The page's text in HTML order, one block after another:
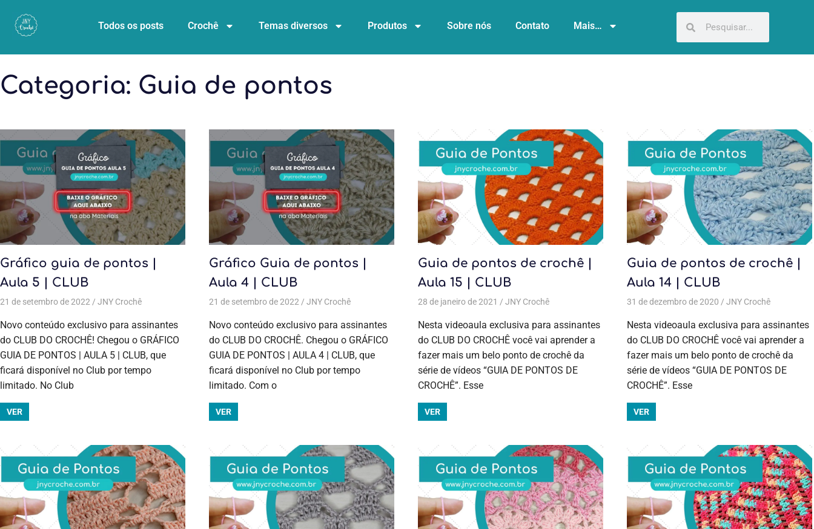
Todos os posts Crochê Temas diversos Produtos Sobre nós Contato Mais…
Categoria: Guia de pontos
Gráfico guia de pontos |
Aula 5 | CLUB
21 de setembro de 2022 JNY CrochêAulas exclusivas Crochê,Cursos de crochê, Cursos de crochê Guia de pontos,Guia de pontos,Todas as postagens
Novo conteúdo exclusivo para assinantes
do CLUB DO CROCHÊ! Chegou o GRÁFICO
GUIA DE PONTOS | AULA 5 | CLUB, que
ficará disponível no Club por tempo
limitado. No Club
VER
Gráfico Guia de pontos |
Aula 4 | CLUB
21 de setembro de 2022 JNY CrochêAulas exclusivas Crochê,Cursos de crochê,Cursos de crochê Gráficos do Club,Guia de pontos,Guia de pontos
Novo conteúdo exclusivo para assinantes
do CLUB DO CROCHÊ. Chegou o GRÁFICO
GUIA DE PONTOS | AULA 4 | CLUB, que
ficará disponível no Club por tempo
limitado. Com o
VER
Guia de pontos de crochê |
Aula 15 | CLUB
28 de janeiro de 2021 JNY CrochêAulas exclusivas Crochê,Cursos de crochê,Cursos de crochê
Nesta videoaula exclusiva para assinantes
do CLUB DO CROCHÊ você vai aprender a
fazer mais um belo ponto de crochê da
série de vídeos “GUIA DE PONTOS DE
CROCHÊ”. Esse
VER
Guia de pontos de crochê |
Aula 14 | CLUB
31 de dezembro de 2020 JNY CrochêAulas
Crochê,
Cursos de
crochê
Guia de
Nesta videoaula exclusiva para assinantes
do CLUB DO CROCHÊ você vai aprender a
fazer mais um belo ponto de crochê da
série de vídeos “GUIA DE PONTOS DE
CROCHÊ”. Esse
VER